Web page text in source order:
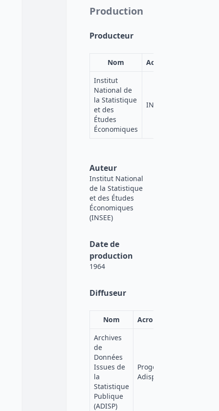
Production
Producteur
Nom
Acronyme
Institut
National de
la Statistique
et des
Études
Économiques
INSEE
Auteur
Institut National
de la Statistique
et des Études
Économiques
(INSEE)
Date de
production
1964
Diffuseur
Nom Acronyme
Archives
de
Données
Issues de
la
Statistique
Publique
(ADISP)
Progedo-
Adisp